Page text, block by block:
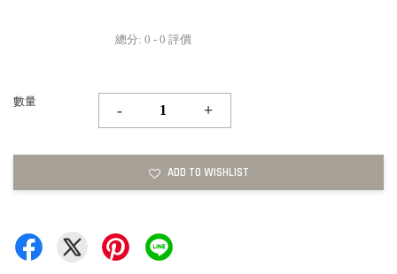
總分: 0 - 0 評價
數量
- +
ADD TO WISHLIST